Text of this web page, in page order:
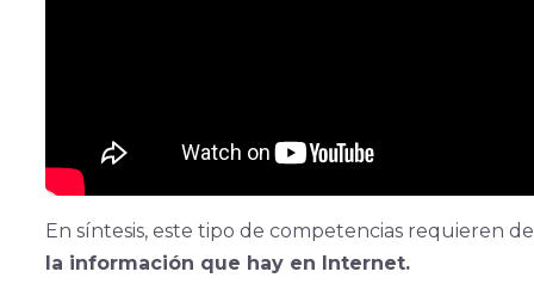
En síntesis, este tipo de competencias requieren
la información que hay en Internet.